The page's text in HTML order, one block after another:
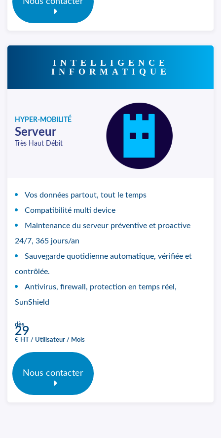
INTELLIGENCE
INFORMATIQUE
HYPER-MOBILITÉ
Serveur
Très Haut Débit
Vos données partout, tout le temps
Compatibilité multi device
Maintenance du serveur préventive et proactive
24/7, 365 jours/an
Sauvegarde quotidienne automatique, vérifiée et
contrôlée.
Antivirus, firewall, protection en temps réel,
SunShield
dès
29
€ HT / Utilisateur / Mois
Nous contacter